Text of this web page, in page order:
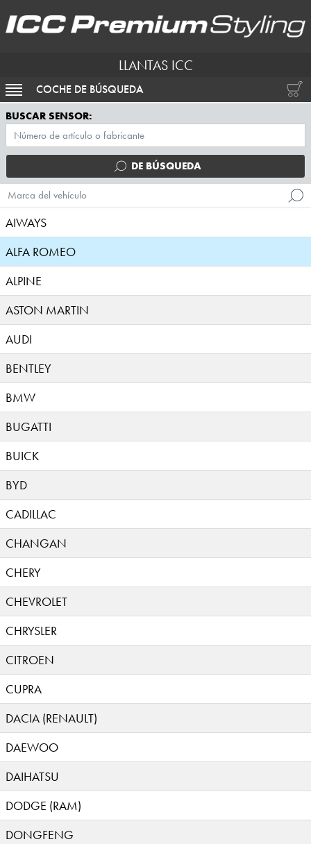
LLANTAS ICC
ACTIVAR NAVEGACIÓN
COCHE DE BÚSQUEDA
BUSCAR SENSOR:
DE BÚSQUEDA
Marca del vehículo
AIWAYS
ALFA ROMEO
ALPINE
ASTON MARTIN
AUDI
BENTLEY
BMW
BUGATTI
BUICK
BYD
CADILLAC
CHANGAN
CHERY
CHEVROLET
CHRYSLER
CITROEN
CUPRA
DACIA (RENAULT)
DAEWOO
DAIHATSU
DODGE (RAM)
DONGFENG